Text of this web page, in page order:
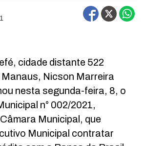
cidade distante 522
Nicson Marreira
nesta segunda-feira, 8, o
n° 002/2021,
Municipal, que
Municipal contratar